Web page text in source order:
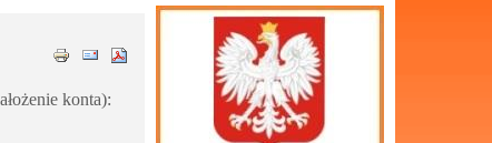
konta):